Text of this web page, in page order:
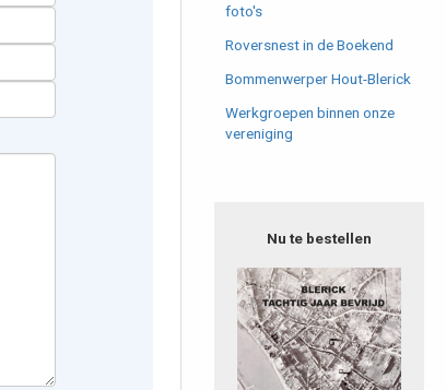
foto's
Roversnest in de Boekend
Bommenwerper Hout-Blerick
Werkgroepen binnen onze
vereniging
Nu te bestellen